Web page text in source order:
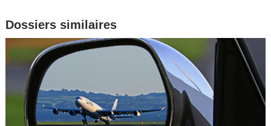
Dossiers similaires